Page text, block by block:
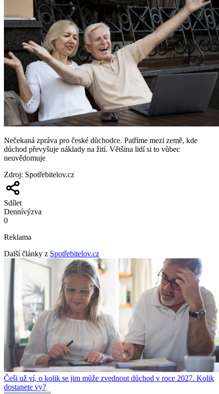
Nečekaná zpráva pro české důchodce. Patříme mezi země, kde
důchod převyšuje náklady na žití. Většina lidí si to vůbec
neuvědomuje
Zdroj: Spotřebitelov.cz
Sdílet
Dennívýzva
0
Reklama
Další články z Spotřebitelov.cz
Češi už ví, o kolik se jim může zvednout důchod v roce 2027. Kolik
dostanete vy?